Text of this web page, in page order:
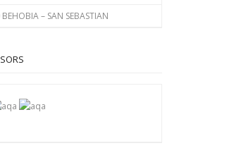
– SAN SEBASTIAN